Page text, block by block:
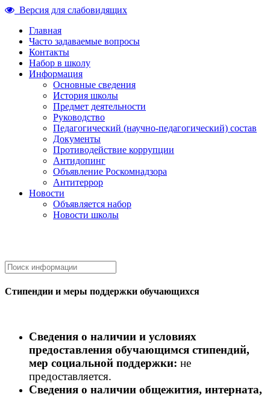
Версия для слабовидящих
Главная
Часто задаваемые вопросы
Контакты
Набор в школу
Информация
Основные сведения
История школы
Предмет деятельности
Руководство
Педагогический (научно-педагогический) состав
Документы
Противодействие коррупции
Антидопинг
Объявление Роскомнадзора
Антитеррор
Новости
Объявляется набор
Новости школы
Стипендии и меры поддержки обучающихся
Сведения о наличии и условиях
предоставления обучающимся стипендий,
мер социальной поддержки: не
предоставляется.
Сведения о наличии общежития, интерната,